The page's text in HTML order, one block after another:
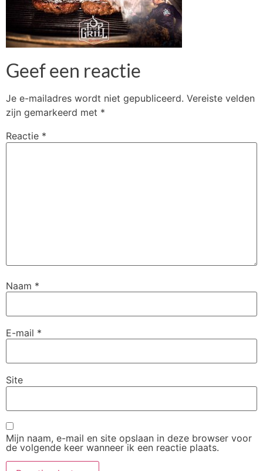
Geef een reactie
Je e-mailadres wordt niet gepubliceerd. Vereiste velden
zijn gemarkeerd met *
Reactie *
Naam *
E-mail *
Site
Mijn naam, e-mail en site opslaan in deze browser voor
de volgende keer wanneer ik een reactie plaats.